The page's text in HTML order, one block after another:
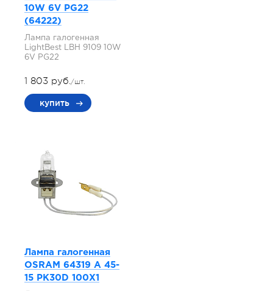
10W 6V PG22
(64222)
Лампа галогенная
LightBest LBH 9109 10W
6V PG22
1 803 руб./шт.
купить
Лампа галогенная
OSRAM 64319 A 45-
15 PK30D 100X1